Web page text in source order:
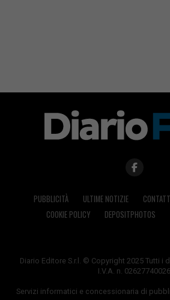
PUBBLICITÀ ULTIME NOTIZIE
COOKIE POLICY
DEPOSITPHOTOS
Diario Editore S.r.l. © Copyright 2025 Tutti i
I.V.A. n. 02627740026
Servizi informatici e concessionaria di